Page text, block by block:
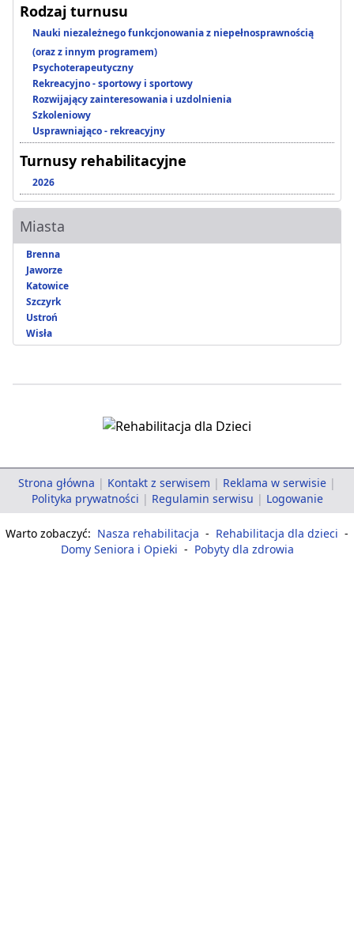
Rodzaj turnusu
Nauki niezależnego funkcjonowania z niepełnosprawnością
(oraz z innym programem)
Psychoterapeutyczny
Rekreacyjno - sportowy i sportowy
Rozwijający zainteresowania i uzdolnienia
Szkoleniowy
Usprawniająco - rekreacyjny
Turnusy rehabilitacyjne
2026
Miasta
Brenna
Jaworze
Katowice
Szczyrk
Ustroń
Wisła
Strona główna | Kontakt z serwisem | Reklama w serwisie |
Polityka prywatności | Regulamin serwisu | Logowanie
Warto zobaczyć: Nasza rehabilitacja - Rehabilitacja dla dzieci -
Domy Seniora i Opieki - Pobyty dla zdrowia